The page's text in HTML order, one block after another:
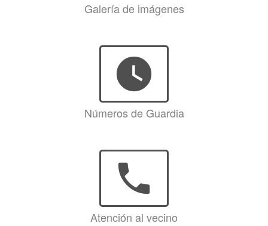
Galería de imágenes
watch_later
Números de Guardia
phone
Atención al vecino